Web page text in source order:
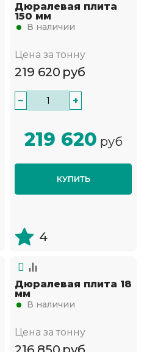
Дюралевая плита
150 мм
В наличии
Цена за тонну
219 620 руб
− +
219 620 руб
КУПИТЬ
4
Дюралевая плита 18
мм
В наличии
Цена за тонну